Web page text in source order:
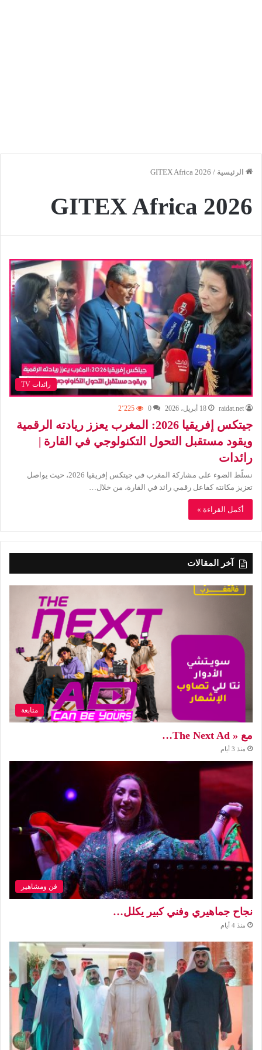
الرئيسية /
GITEX Africa 2026
GITEX Africa 2026
رائدات TV
raidat.net 18 أبريل، 2026 0 2٬225
جيتكس إفريقيا 2026: المغرب يعزز ريادته الرقمية
ويقود مستقبل التحول التكنولوجي في القارة |
رائدات
نسلّط الضوء على مشاركة المغرب في جيتكس إفريقيا 2026، حيث يواصل
تعزيز مكانته كفاعل رقمي رائد في القارة، من خلال…
أكمل القراءة »
آخر المقالات
متابعة
مع « The Next Ad…
منذ 3 أيام
فن ومشاهير
نجاح جماهيري وفني كبير يكلل…
منذ 4 أيام